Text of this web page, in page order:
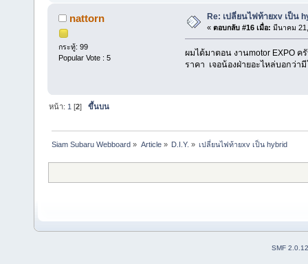
nattorn
กระทู้: 99
Popular Vote : 5
Re: เปลี่ยนไฟท้ายxv เป็น
« ตอบกลับ #16 เมื่อ: มีนาคม
ผมได้มาตอน งานmotor EXPO ค
ราคา เจอน้องฝ่ายอะไหล่บอกว่า
หน้า:1 [2]ขึ้นบน
Siam Subaru Webboard » Article» D.I.Y. » เปลี่ยนไฟท้ายxv เป็น hybrid
SMF 2.0.12